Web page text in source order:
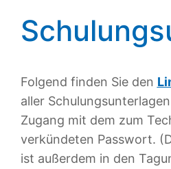
Folgend finden Sie den
aller
Zugang mit dem zum
verkündeten Passwort.
ist außerdem in den